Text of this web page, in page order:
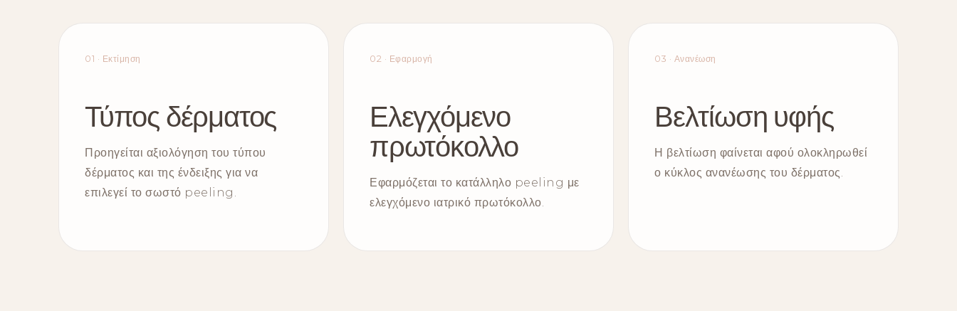
01 · Εκτίμηση
Τύπος δέρματος
Προηγείται αξιολόγηση του τύπου
δέρματος και της ένδειξης για να
επιλεγεί το σωστό peeling.
02 · Εφαρμογή
Ελεγχόμενο
πρωτόκολλο
Εφαρμόζεται το κατάλληλο peeling με
ελεγχόμενο ιατρικό πρωτόκολλο.
03 · Ανανέωση
Βελτίωση υφής
Η βελτίωση φαίνεται αφού ολοκληρωθεί
ο κύκλος ανανέωσης του δέρματος.